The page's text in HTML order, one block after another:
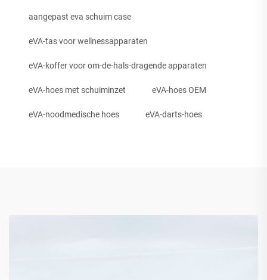
aangepast eva schuim case
eVA-tas voor wellnessapparaten
eVA-koffer voor om-de-hals-dragende apparaten
eVA-hoes met schuiminzet eVA-hoes OEM
eVA-noodmedische hoes eVA-darts-hoes